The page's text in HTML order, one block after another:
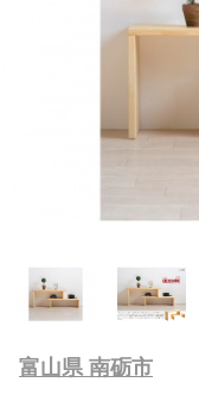
富山県 南砺市